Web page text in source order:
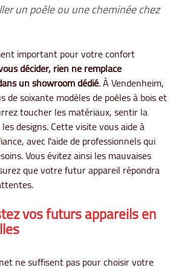
un poêle ou une cheminée chez
important pour votre confort
décider, rien ne remplace
un showroom dédié. À Vendenheim,
de soixante modèles de poêles à bois et
toucher les matériaux, sentir la
designs. Cette visite vous aide à
avec l'aide de professionnels qui
Vous évitez ainsi les mauvaises
que votre futur appareil répondra
vos futurs appareils en
ne suffisent pas pour choisir votre